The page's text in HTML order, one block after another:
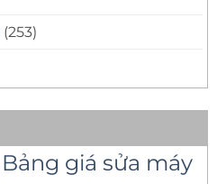
(253)
Bảng giá sửa máy